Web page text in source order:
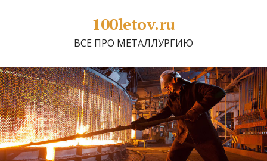
100letov.ru
ВСЕ ПРО МЕТАЛЛУРГИЮ